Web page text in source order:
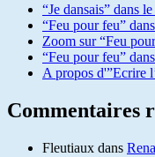
“Je dansais” dans
“Feu pour feu”
Zoom sur “Feu
“Feu pour feu”
A propos d'”Ecrire
Commentaires
Fleutiaux dans